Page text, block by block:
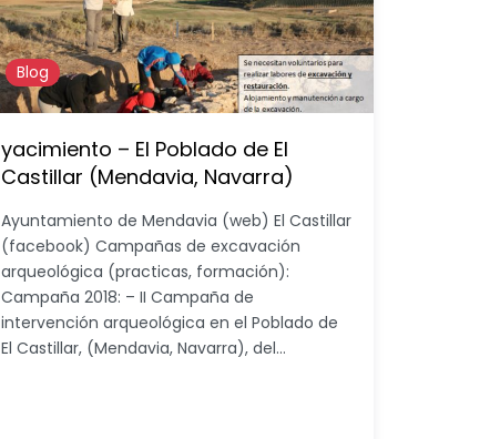
Blog
yacimiento – El Poblado de El
Castillar (Mendavia, Navarra)
Ayuntamiento de Mendavia (web) El Castillar
(facebook) Campañas de excavación
arqueológica (practicas, formación):
Campaña 2018: – II Campaña de
intervención arqueológica en el Poblado de
El Castillar, (Mendavia, Navarra), del…